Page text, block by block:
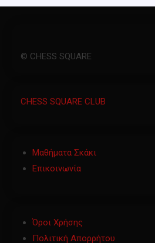
© CHESS SQUARE
CHESS SQUARE CLUB
Μαθήματα Σκάκι
Επικοινωνία
Όροι Χρήσης
Πολιτική Απορρήτου